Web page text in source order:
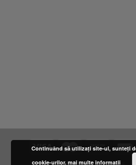
Continuând să utilizați site-ul, sunteți
cookie-urilor. mai multe informatii